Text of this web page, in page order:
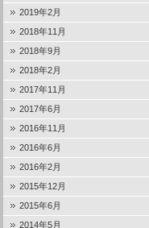
2019年2月
2018年11月
2018年9月
2018年2月
2017年11月
2017年6月
2016年11月
2016年6月
2016年2月
2015年12月
2015年6月
2014年5月